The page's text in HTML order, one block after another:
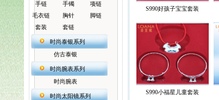
手链
手镯
项链
毛衣链
胸针
脚链
套装
套链
时尚泰银系列
仿古泰银
时尚腕表系列
时尚腕表
时尚太阳镜系列
S990好孩子宝宝套装
S990小福星儿童套装